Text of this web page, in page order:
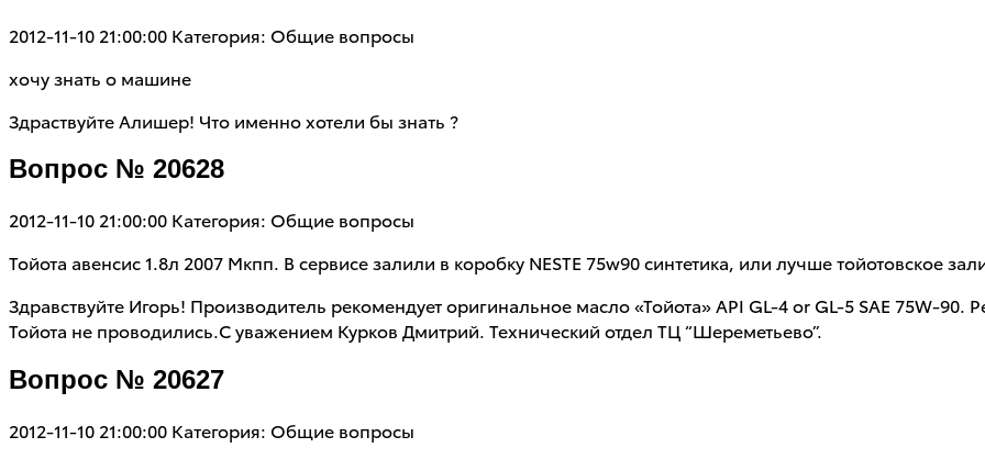
2012-11-10 21:00:00 Категория: Общие вопросы
хочу знать о машине
Здраствуйте Алишер! Что именно хотели бы знать ?
Вопрос № 20628
2012-11-10 21:00:00 Категория: Общие вопросы
Тойота авенсис 1.8л 2007 Мкпп. В сервисе залили в коробку NESTE 75w90 синтетика, или лучше тойотовское
Здравствуйте Игорь! Производитель рекомендует оригинальное масло «Тойота» API GL-4 or GL-5 SAE 75W-90.
Тойота не проводились.С уважением Курков Дмитрий. Технический отдел ТЦ “Шереметьево”.
Вопрос № 20627
2012-11-10 21:00:00 Категория: Общие вопросы